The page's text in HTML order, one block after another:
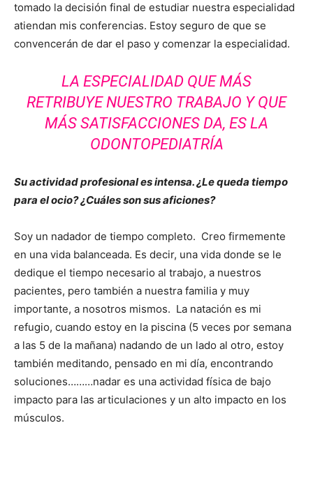
tomado la decisión final de estudiar nuestra especialidad
atiendan mis conferencias. Estoy seguro de que se
convencerán de dar el paso y comenzar la especialidad.
LA ESPECIALIDAD QUE MÁS
RETRIBUYE NUESTRO TRABAJO Y QUE
MÁS SATISFACCIONES DA, ES LA
ODONTOPEDIATRÍA
Su actividad profesional es intensa. ¿Le queda tiempo
para el ocio? ¿Cuáles son sus aficiones?
Soy un nadador de tiempo completo. Creo firmemente
en una vida balanceada. Es decir, una vida donde se le
dedique el tiempo necesario al trabajo, a nuestros
pacientes, pero también a nuestra familia y muy
importante, a nosotros mismos. La natación es mi
refugio, cuando estoy en la piscina (5 veces por semana
a las 5 de la mañana) nadando de un lado al otro, estoy
también meditando, pensado en mi día, encontrando
soluciones………nadar es una actividad física de bajo
impacto para las articulaciones y un alto impacto en los
músculos.